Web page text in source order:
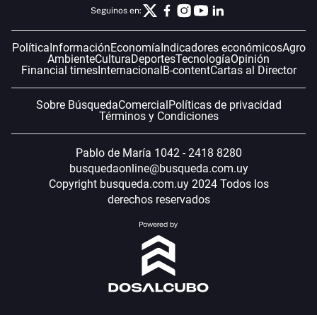
Seguinos en:
PolíticaInformaciónEconomíaIndicadores económicosAgro
AmbienteCulturaDeportesTecnologíaOpinión
Financial timesInternacionalB-contentCartas al Director
Sobre BúsquedaComercialPolíticas de privacidad
Términos y Condiciones
Pablo de María 1042 - 2418 8280
busquedaonline@busqueda.com.uy
Copyright busqueda.com.uy 2024 Todos los
derechos reservados